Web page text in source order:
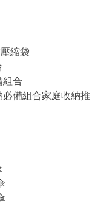
縮袋
合
備組合家庭收納推